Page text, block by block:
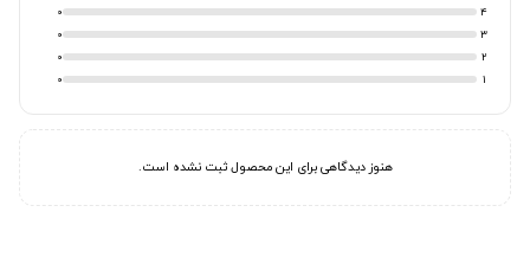
4
0
3
0
2
0
1
0
هنوز دیدگاهی برای این محصول ثبت نشده است.